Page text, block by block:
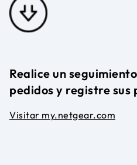
Realice un
pedidos y registre sus
Visitar my.netgear.com